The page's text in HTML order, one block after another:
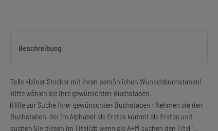
Beschreibung
Tolle kleiner Stecker mit Ihren persönlichen Wunschbuchstaben!
Bitte wählen sie ihre gewünschten Buchstaben.
(Hilfe zur Suche Ihrer gewünschten Buchstaben : Nehmen sie den
Buchstaben, der im Alphabet als Erstes kommt als Erstes und
suchen Sie diesen im Titel (zb wenn sie A+M suchen den Titel " .